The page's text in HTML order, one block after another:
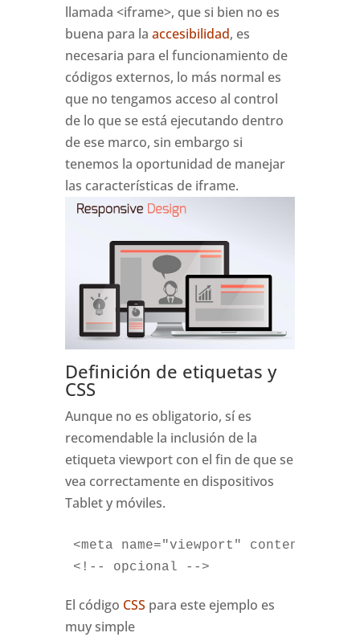
llamada <iframe>, que si bien no es
buena para la accesibilidad, es
necesaria para el funcionamiento de
códigos externos, lo más normal es
que no tengamos acceso al control
de lo que se está ejecutando dentro
de ese marco, sin embargo si
tenemos la oportunidad de manejar
las características de iframe.
Definición de etiquetas y
CSS
Aunque no es obligatorio, sí es
recomendable la inclusión de la
etiqueta viewport con el fin de que se
vea correctamente en dispositivos
Tablet y móviles.
<meta name="viewport"
<!-- opcional -->
El código CSS para este ejemplo es
muy simple